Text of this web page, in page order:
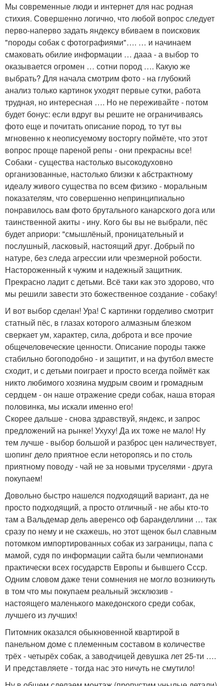
Мы современные люди и интернет для нас родная
стихия. Совершенно логично, что любой вопрос следует
перво-наперво задать яндексу вбиваем в поисковик
"породы собак с фотографиями"…. … и начинаем
смаковать обилие информации … дааа - а выбор то
оказывается огромен … сотни пород …. Какую же
выбрать? Для начала смотрим фото - на глубокий
анализ только картинок уходят первые сутки, работа
трудная, но интересная …. Но не переживайте - потом
будет бонус: если вдруг вы решите не ограничиваясь
фото еще и почитать описание пород, то тут вы
мгновенно к неописуемому восторгу поймёте, что этот
вопрос проще пареной репы - они прекрасны все!
Собаки - существа настолько высокодуховно
организованные, настолько близки к абстрактному
идеалу живого существа по всем физико - моральным
показателям, что совершенно непринципиально
понравилось вам фото брутального канарского дога или
таинственной акиты - ину. Кого бы вы не выбрали, пёс
будет априори: "смышлёный, проницательный и
послушный, ласковый, настоящий друг. Добрый по
натуре, без следа агрессии или чрезмерной робости.
Настороженный к чужим и надежный защитник.
Прекрасно ладит с детьми. Всё таки как это здорово, что
мы решили завести это божественное создание - собаку!
И вот выбор сделан! Ура! С картинки горделиво смотрит
статный пёс, в глазах которого алмазным блезком
сверкает ум, характер, сила, доброта и все прочие
общечеловеческие ценности. Описание породы также
стабильно богоподобно - и защитит, и на футбол вместе
сходит, и с детьми поиграет и просто всегда поймёт как
никто любимого хозяина мудрым своим и громадным
сердцем - он наше отражение среди собак, наша вторая
половинка, мы искали именно его!
Скорее дальше - снова здравствуй, яндекс, и запрос
предложений на рынке! Ухуху! Да их тоже не мало! Ну
тем лучше - выбор большой и разброс цен наличествует,
шопинг дело приятное если неторопясь и по столь
приятному поводу - чай не за новыми труселями - друга
покупаем!
Довольно быстро нашелся подходящий вариант, да не
просто подходящий, а просто отличный - не абы кто-то
там а Вальдемар дель аверенсо оф баранделлини … так
сразу по нему и не скажешь, но этот щенок был славным
потомком импортированных собак из заграницы, папа с
мамой, судя по информации сайта были чемпионами
практически всех государств Европы и бывшего Ссср.
Одним словом даже тени сомнения не могло возникнуть
в том что мы покупаем реальный эксклюзив -
настоящего маленького македонского среди собак,
лучшего из лучших!
Питомник оказался обыкновенной квартирой в
панельном доме с племенным составом в количестве
трёх - четырёх собак, а заводчицей девушка лет 25-ти ….
И представляете - тогда нас это ничуть не смутило!